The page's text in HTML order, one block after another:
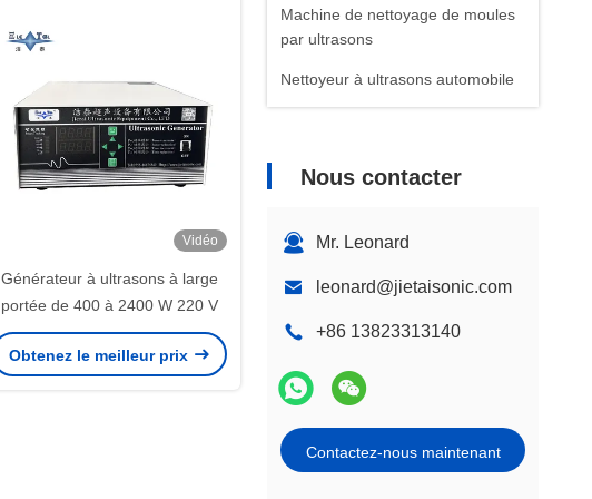
Machine de nettoyage de moules
par ultrasons
Nettoyeur à ultrasons automobile
Nous contacter
Mr. Leonard
leonard@jietaisonic.com
+86 13823313140
Contactez-nous maintenant
Vidéo
Générateur à ultrasons à large
portée de 400 à 2400 W 220 V
Obtenez le meilleur prix